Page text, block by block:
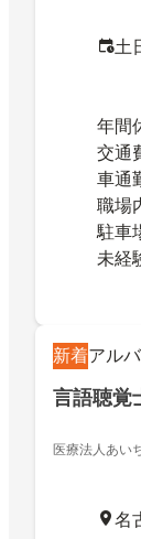
土
年間
交通
車通
職場
駐車
未経
新着アル
言語聴覚
医療法人あい
名